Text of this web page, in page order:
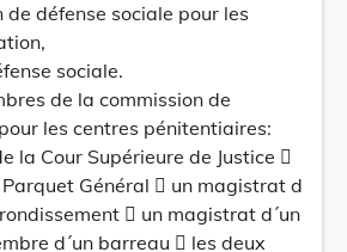
de défense sociale pour les
sociale.
de la commission de
les centres pénitentiaires:
la Cour Supérieure de Justice 
Général  un magistrat d
 un magistrat d´un
d´un barreau  les deux